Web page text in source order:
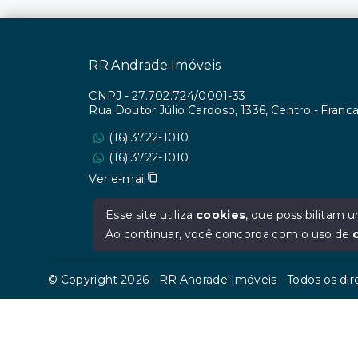
RR Andrade Imóveis
CNPJ - 27.702.724/0001-33
Rua Doutor Júlio Cardoso, 1336, Centro -
(16) 3722-1010
(16) 3722-1010
Ver e-mail
© Copyright 2026 - RR Andrade Imóveis - Todos os
Esse site utiliza cookies, que possibilitam
Ao continuar, você concorda com o uso de